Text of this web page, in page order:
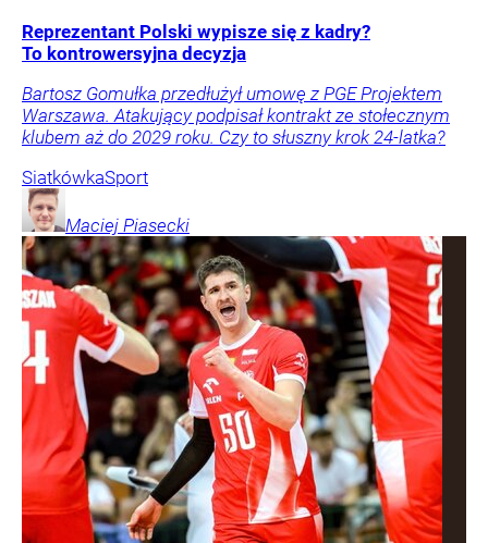
Reprezentant Polski wypisze się z kadry?
To kontrowersyjna decyzja
Bartosz Gomułka przedłużył umowę z PGE Projektem
Warszawa. Atakujący podpisał kontrakt ze stołecznym
klubem aż do 2029 roku. Czy to słuszny krok 24-latka?
SiatkówkaSport
Maciej Piasecki